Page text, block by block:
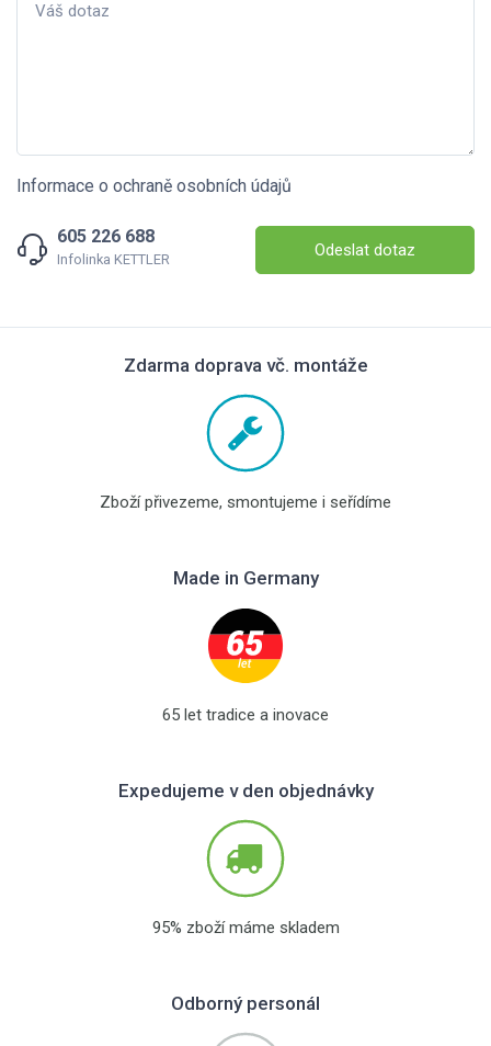
Informace o ochraně osobních údajů
605 226 688
Infolinka KETTLER Odeslat dotaz
Zdarma doprava vč. montáže
Zboží přivezeme, smontujeme i seřídíme
Made in Germany
65 let tradice a inovace
Expedujeme v den objednávky
95% zboží máme skladem
Odborný personál